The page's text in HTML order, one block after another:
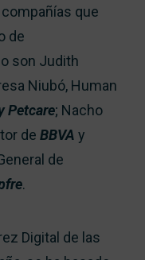
que
de
son Judith
Niubó, Human
Petcare; Nacho
de BBVA y
de
.
Digital de las